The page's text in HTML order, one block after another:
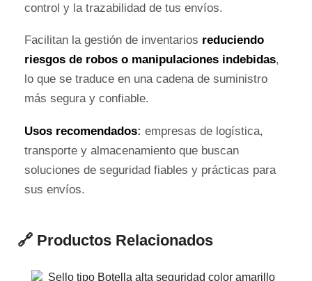
control y la trazabilidad de tus envíos.
Facilitan la gestión de inventarios reduciendo
riesgos de robos o manipulaciones indebidas,
lo que se traduce en una cadena de suministro
más segura y confiable.
Usos recomendados: empresas de logística,
transporte y almacenamiento que buscan
soluciones de seguridad fiables y prácticas para
sus envíos.
🔗 Productos Relacionados